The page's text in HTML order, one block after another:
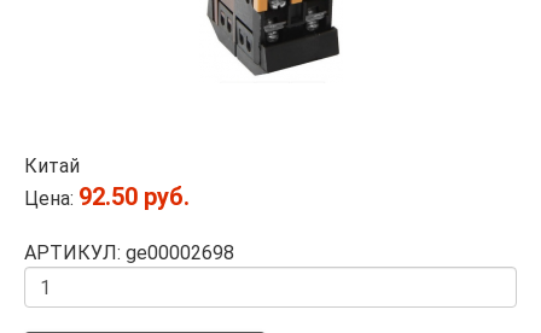
Китай
Цена: 92.50 руб.
АРТИКУЛ: ge00002698
Количество